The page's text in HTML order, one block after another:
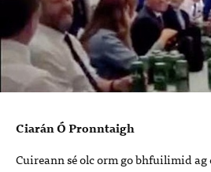
Ciarán Ó Pronntaigh
Cuireann sé olc orm go bhfuilimid